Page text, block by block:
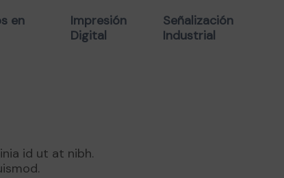
en
Impresión
Digital
Señalización
Industrial
id ut at nibh.